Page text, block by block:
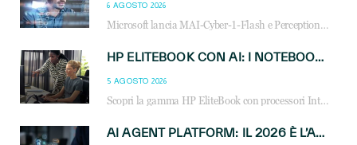
6 AGOSTO 2026
Microsoft lancia MAI-Cyber-1-Flash e Perception: cybersecurity agentica in preview dal 3 novembre. Cosa cambia per MSP, system integrator e reseller.
HP ELITEBOOK CON AI: I NOTEBOOK BUSINESS INTELLIGENTI CHE TRASFORMANO PRODUTTIVITÀ, SICUREZZA E LAVORO IBRIDO
5 AGOSTO 2026
Scopri la gamma HP EliteBook con processori Intel® Core™ Ultra e AMD Ryzen™ AI. Notebook business progettati per aumentare la produttività, migliorare la collaborazione e garantire sicurezza avanzata in ufficio e in mobilità.
AI AGENT PLATFORM: IL 2026 È L’ANNO DEL «SISTEMA OPERATIVO» PER GLI AGENTI AZIENDALI